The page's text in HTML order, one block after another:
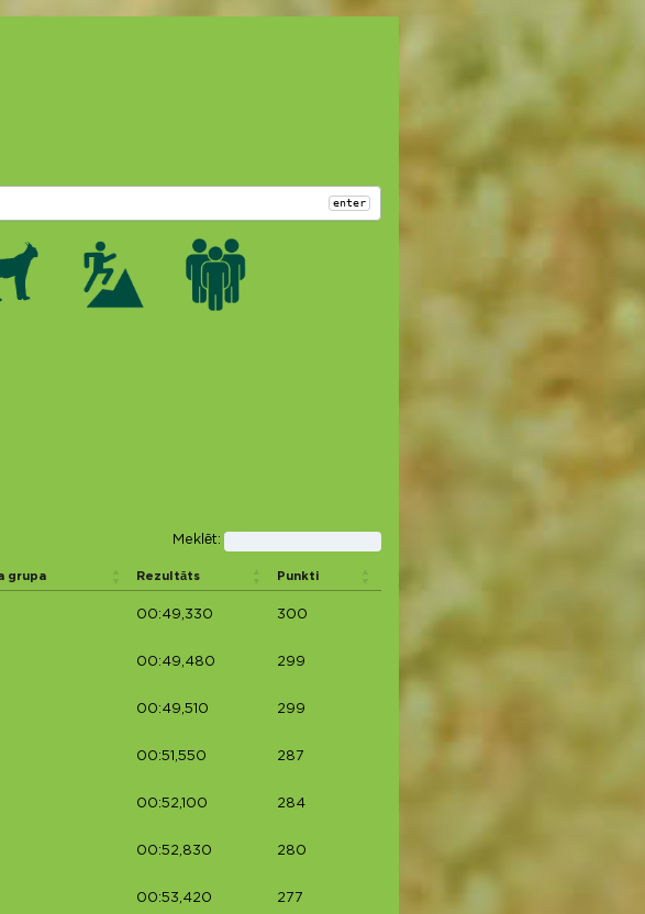
enter
Meklēt:
grupa Rezultāts Punkti
00:49,330 300
00:49,480 299
00:49,510 299
00:51,550 287
00:52,100 284
00:52,830 280
00:53,420 277